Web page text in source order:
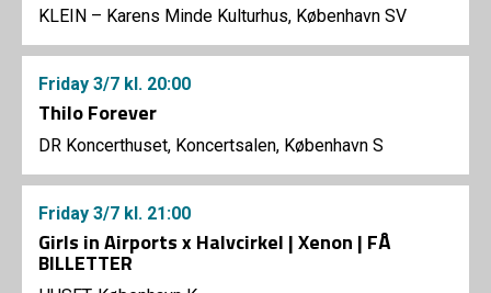
KLEIN – Karens Minde Kulturhus, København SV
Friday 3/7 kl. 20:00
Thilo Forever
DR Koncerthuset, Koncertsalen, København S
Friday 3/7 kl. 21:00
Girls in Airports x Halvcirkel | Xenon | FÅ
BILLETTER